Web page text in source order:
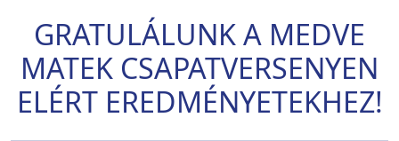
GRATULÁLUNK A MEDVE
MATEK CSAPATVERSENYEN
ELÉRT EREDMÉNYETEKHEZ!